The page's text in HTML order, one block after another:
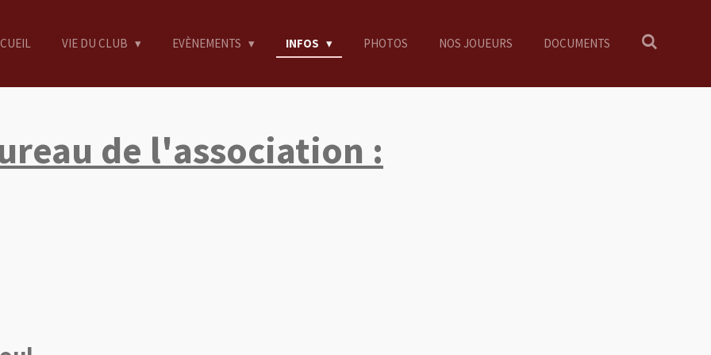
VIE DU CLUB EVÈNEMENTS INFOS PHOTOS NOS JOUEURS DOCUMENTS
de l'association :